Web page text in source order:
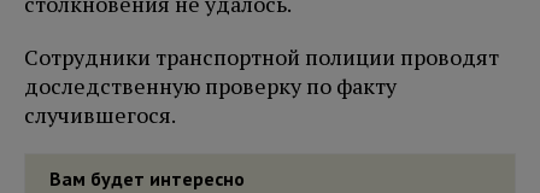
Сотрудники транспортной полиции проводят
доследственную проверку по факту
случившегося.
Вам будет интересно